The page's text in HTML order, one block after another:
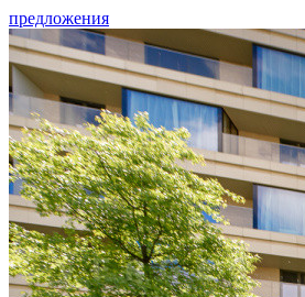
предложения